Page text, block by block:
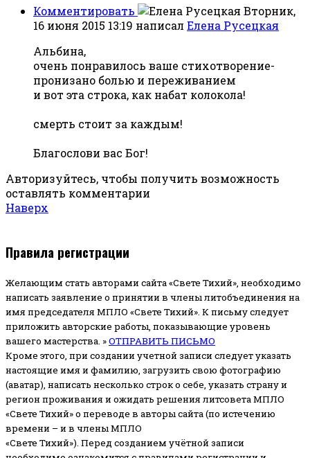
Комментировать
Вторник,
16 июня 2015 13:19 написал Елена Русецкая
Альбина,
очень понравилось ваше стихотворение-
пронизано болью и переживанием
и вот эта строка, как набат колокола!
смерть стоит за каждым!
Благослови вас Бог!
Авторизуйтесь, чтобы получить возможность
оставлять комментарии
Наверх
Правила регистрации
Желающим стать авторами сайта «Свете Тихий», необходимо
написать заявление о принятии в члены литобъединения на
имя председателя МПЛО «Свете Тихий». К письму следует
приложить авторские работы, показывающие уровень
вашего мастерства. »ОТПРАВИТЬ ПИСЬМО
Кроме этого, при создании учетной записи следует указать
настоящие имя и фамилию, загрузить свою фотографию
(аватар), написать несколько строк о себе, указать страну и
регион проживания и ожидать решения литсовета МПЛО
«Свете Тихий» о переводе в авторы сайта (по истечению
времени – и в члены МПЛО
«Свете Тихий»). Перед созданием учётной записи